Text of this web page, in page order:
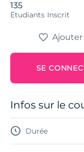
135
Étudiants Inscrit
Ajouter
SE
Infos sur le
Durée